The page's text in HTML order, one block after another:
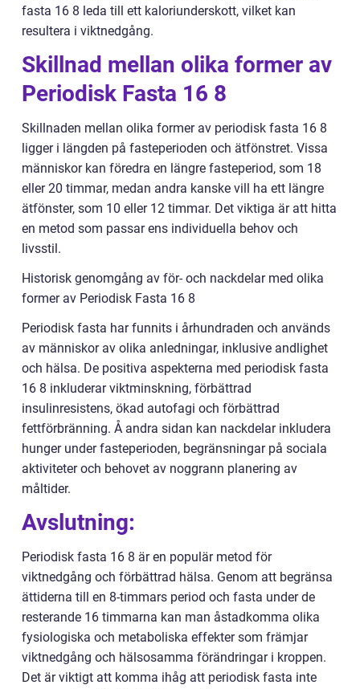
fasta 16 8 leda till ett kaloriunderskott, vilket kan
resultera i viktnedgång.
Skillnad mellan olika former av
Periodisk Fasta 16 8
Skillnaden mellan olika former av periodisk fasta 16 8
ligger i längden på fasteperioden och ätfönstret. Vissa
människor kan föredra en längre fasteperiod, som 18
eller 20 timmar, medan andra kanske vill ha ett längre
ätfönster, som 10 eller 12 timmar. Det viktiga är att hitta
en metod som passar ens individuella behov och
livsstil.
Historisk genomgång av för- och nackdelar med olika
former av Periodisk Fasta 16 8
Periodisk fasta har funnits i århundraden och används
av människor av olika anledningar, inklusive andlighet
och hälsa. De positiva aspekterna med periodisk fasta
16 8 inkluderar viktminskning, förbättrad
insulinresistens, ökad autofagi och förbättrad
fettförbränning. Å andra sidan kan nackdelar inkludera
hunger under fasteperioden, begränsningar på sociala
aktiviteter och behovet av noggrann planering av
måltider.
Avslutning:
Periodisk fasta 16 8 är en populär metod för
viktnedgång och förbättrad hälsa. Genom att begränsa
ättiderna till en 8-timmars period och fasta under de
resterande 16 timmarna kan man åstadkomma olika
fysiologiska och metaboliska effekter som främjar
viktnedgång och hälsosamma förändringar i kroppen.
Det är viktigt att komma ihåg att periodisk fasta inte